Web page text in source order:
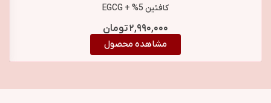
کافئین 5% + EGCG
بیوبالانس BioBalance
Caffeine 5% + EGCG
Super Serum
۲,۹۹۰,۰۰۰تومان
مشاهده محصول